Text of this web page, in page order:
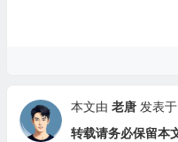
本文由 老唐发表于
转载请务必保留本